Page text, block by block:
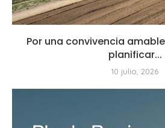
Por una convivencia
planificar...
10 julio, 2026